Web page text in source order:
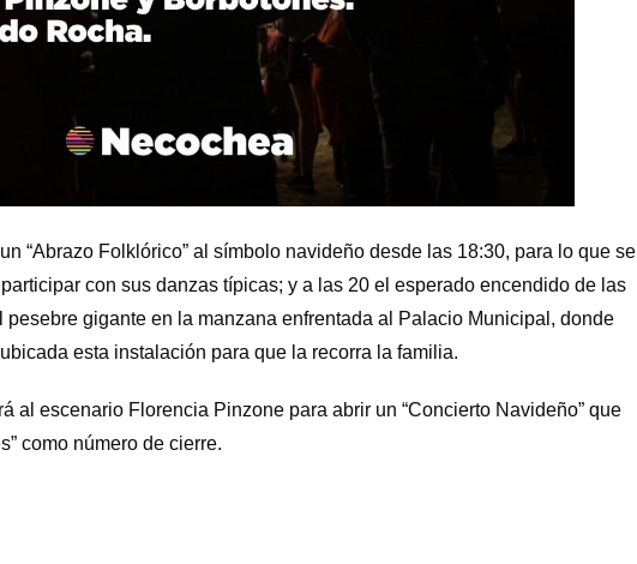
“Abrazo Folklórico” al símbolo navideño desde las 18:30, para lo que se
con sus danzas típicas; y a las 20 el esperado encendido de las
pesebre gigante en la manzana enfrentada al Palacio Municipal, donde
esta instalación para que la recorra la familia.
al escenario Florencia Pinzone para abrir un “Concierto Navideño” que
como número de cierre.